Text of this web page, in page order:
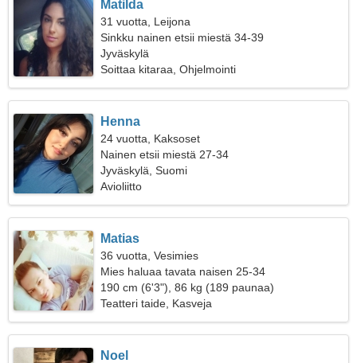
Matilda
31 vuotta, Leijona
Sinkku nainen etsii miestä 34-39
Jyväskylä
Soittaa kitaraa, Ohjelmointi
Henna
24 vuotta, Kaksoset
Nainen etsii miestä 27-34
Jyväskylä, Suomi
Avioliitto
Matias
36 vuotta, Vesimies
Mies haluaa tavata naisen 25-34
190 cm (6'3"), 86 kg (189 paunaa)
Teatteri taide, Kasveja
Noel